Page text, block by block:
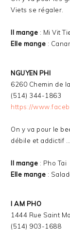
Viets se régaler.
Il mange : Mi Vit
Elle mange :
NGUYEN PHI
6260 Chemin de
(514) 344-1863
https://
On y va pour le
débile et addictif …
Il mange : Pho Tai
Elle mange :
I AM PHO
1444 Rue Saint
(514) 903-1688